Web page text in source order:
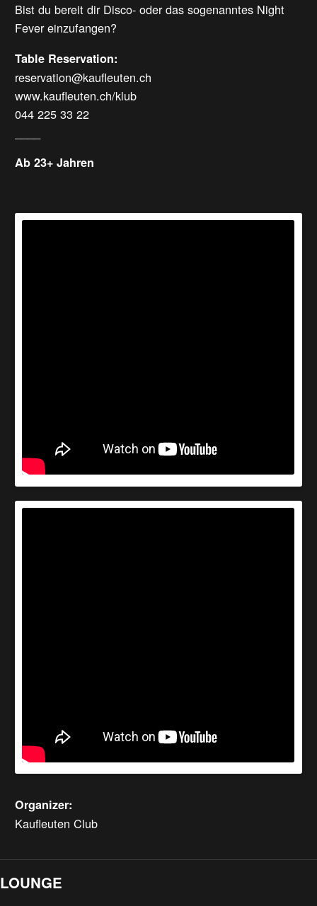
Bist du bereit dir Disco- oder das sogenanntes Night
Fever einzufangen?
Table Reservation:
reservation@kaufleuten.ch
www.kaufleuten.ch/klub
044 225 33 22
Ab 23+ Jahren
Organizer:
Kaufleuten Club
LOUNGE